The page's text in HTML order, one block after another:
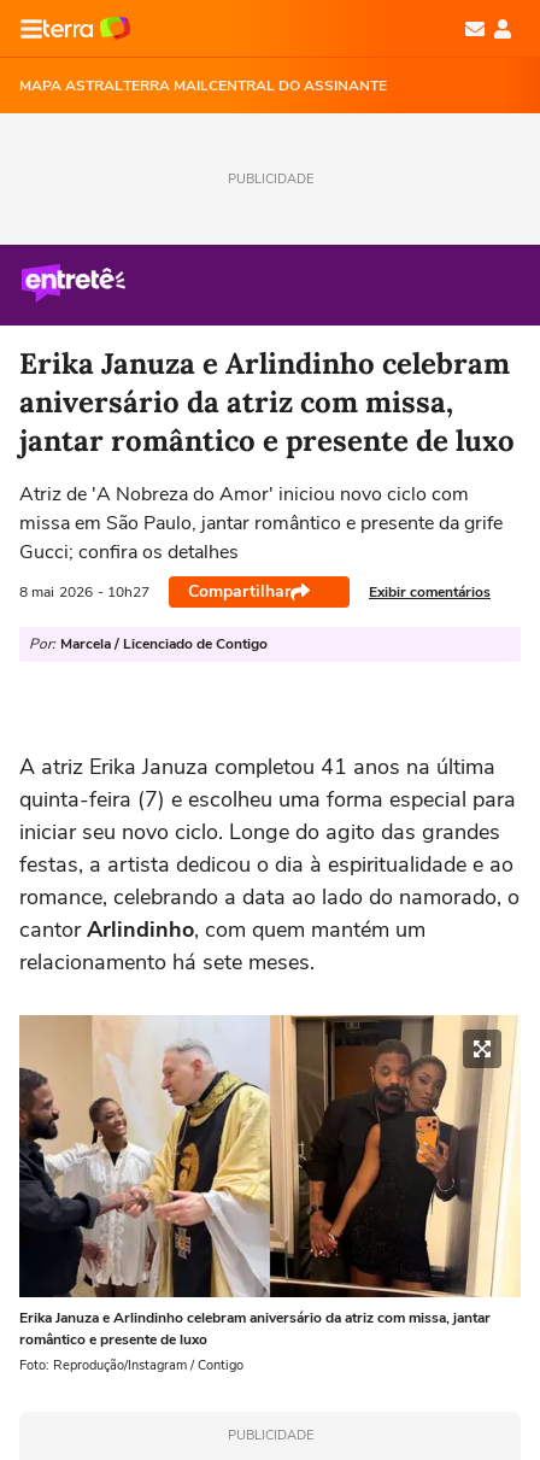
MAPA ASTRALTERRA MAILCENTRAL DO ASSINANTE
PUBLICIDADE
Erika Januza e Arlindinho celebram
aniversário da atriz com missa,
jantar romântico e presente de luxo
Atriz de 'A Nobreza do Amor' iniciou novo ciclo com
missa em São Paulo, jantar romântico e presente da grife
Gucci; confira os detalhes
8 mai 2026 - 10h27 Compartilhar Exibir comentários
Por: Marcela / Licenciado de Contigo
A atriz Erika Januza completou 41 anos na última
quinta-feira (7) e escolheu uma forma especial para
iniciar seu novo ciclo. Longe do agito das grandes
festas, a artista dedicou o dia à espiritualidade e ao
romance, celebrando a data ao lado do namorado, o
cantorArlindinho, com quem mantém um
relacionamento há sete meses.
Erika Januza e Arlindinho celebram aniversário da atriz com missa, jantar
romântico e presente de luxo
Foto: Reprodução/Instagram / Contigo
PUBLICIDADE